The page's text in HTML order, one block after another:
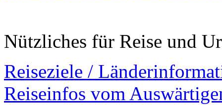
Nützliches für Reise und
Reiseziele /
Reiseinfos vom